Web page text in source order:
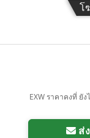
โ
EXW ราคาคงที่ ยั
ส่